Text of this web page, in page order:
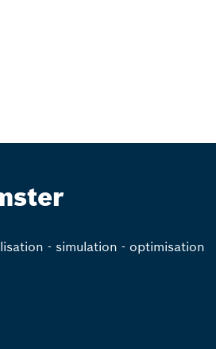
- simulation - optimisation